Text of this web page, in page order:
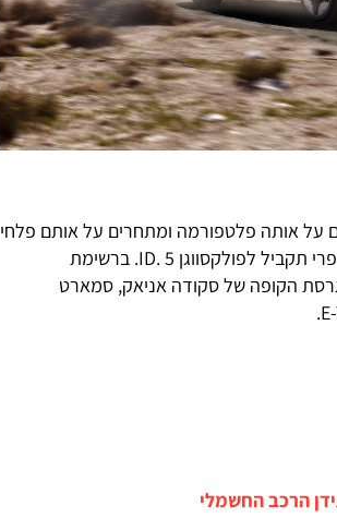
על אותה פלטפורמה ומתחרים על אותם פלחי
שוק, אקספלורר דומה לפולקסווגן ID. 4 ואילו קאפרי תקביל לפולקסווגן ID. 5. ברשימת
הקופה של סקודה אניאק, סמארט
הרכב החשמלי